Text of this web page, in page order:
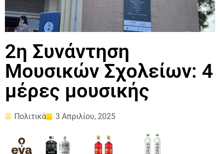
2η Συνάντηση
Μουσικών Σχολείων: 4
μέρες μουσικής
Πολιτικά 3 Απριλίου, 2025